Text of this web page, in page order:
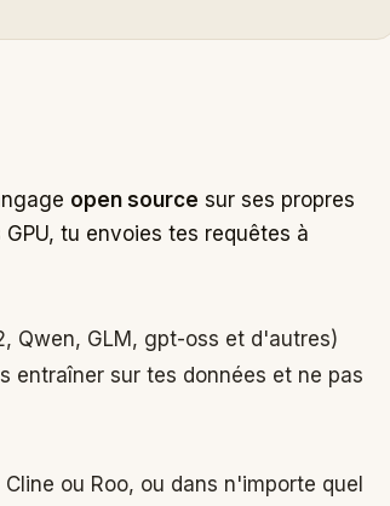
open source sur ses propres
tu envoies tes requêtes à
Qwen, GLM, gpt-oss et d'autres)
entraîner sur tes données et ne pas
ou Roo, ou dans n'importe quel